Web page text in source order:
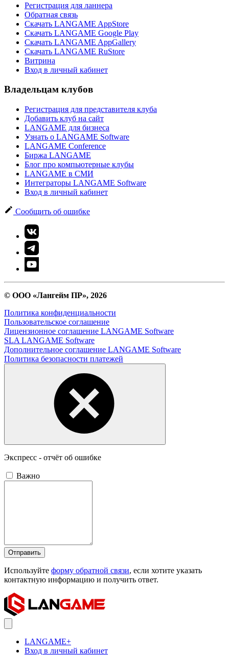
Регистрация для ланнера
Обратная связь
Скачать LANGAME AppStore
Скачать LANGAME Google Play
Скачать LANGAME AppGallery
Скачать LANGAME RuStore
Витрина
Вход в личный кабинет
Владельцам клубов
Регистрация для представителя клуба
Добавить клуб на сайт
LANGAME для бизнеса
Узнать о LANGAME Software
LANGAME Conference
Биржа LANGAME
Блог про компьютерные клубы
LANGAME в СМИ
Интеграторы LANGAME Software
Вход в личный кабинет
Сообщить об ошибке
© ООО «Лангейм ПР», 2026
Политика конфиденциальности
Пользовательское соглашение
Лицензионное соглашение LANGAME Software
SLA LANGAME Software
Дополнительное соглашение LANGAME Software
Политика безопасности платежей
Экспресс - отчёт об ошибке
Важно
Отправить
Используйте форму обратной связи, если хотите указать
контактную информацию и получить ответ.
LANGAME+
Вход в личный кабинет